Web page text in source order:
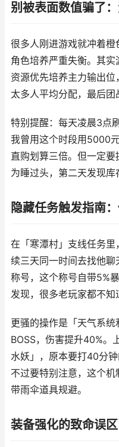
别被表面数值骗了
很多人刚进游戏就冲着
角色培养严重失衡。其实
资源优先培养主力输出
太多人平均分配，最后团
特别提醒：每天凌晨3点
我曾用这个时段用5000
直购划算三倍。但一定
为睡过头，第二天发现库
隐藏任务触发指南
在「寒潭村」支线任务
续三天同一时间去找他聊
称号，这个称号自带5%
发现，很多老玩家都不知
更骚的操作是「天气系
BOSS，伤害提升40%。
水妖」，原本要打40分
不过要特别注意，这个
带雨伞道具规避。
装备强化的致命误